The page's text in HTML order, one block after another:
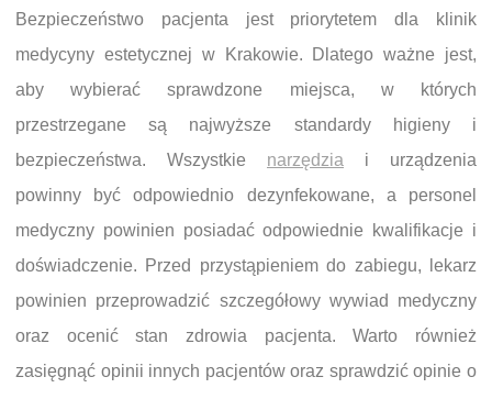
Bezpieczeństwo pacjenta jest priorytetem dla klinik
medycyny estetycznej w Krakowie. Dlatego ważne jest,
aby wybierać sprawdzone miejsca, w których
przestrzegane są najwyższe standardy higieny i
bezpieczeństwa. Wszystkie narzędzia i urządzenia
powinny być odpowiednio dezynfekowane, a personel
medyczny powinien posiadać odpowiednie kwalifikacje i
doświadczenie. Przed przystąpieniem do zabiegu, lekarz
powinien przeprowadzić szczegółowy wywiad medyczny
oraz ocenić stan zdrowia pacjenta. Warto również
zasięgnąć opinii innych pacjentów oraz sprawdzić opinie o